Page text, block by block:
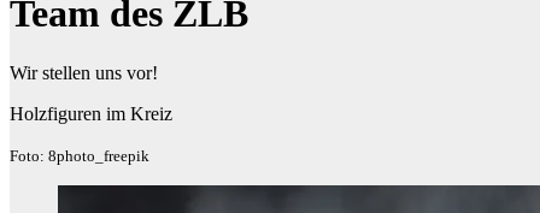
Team des ZLB
Wir stellen uns vor!
Holzfiguren im Kreiz
Foto: 8photo_freepik